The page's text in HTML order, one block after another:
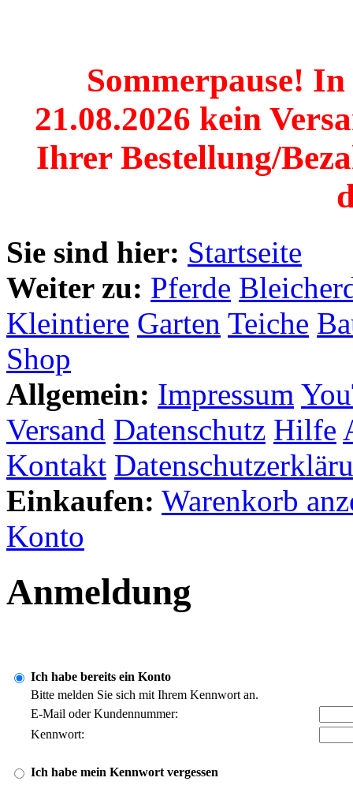
Sommerpause!
21.08.2026 kein
Ihrer Bestellung/
Sie sind hier: Startseite
Weiter zu: Pferde
Kleintiere Garten Teiche
Shop
Allgemein: Impressum
Versand Datenschutz Hilfe
Kontakt
Einkaufen: Warenkorb
Konto
Anmeldung
Ich habe bereits ein Konto
Bitte melden Sie sich mit Ihrem Kennwort an.
E-Mail oder Kundennummer:
Kennwort:
Ich habe mein Kennwort vergessen